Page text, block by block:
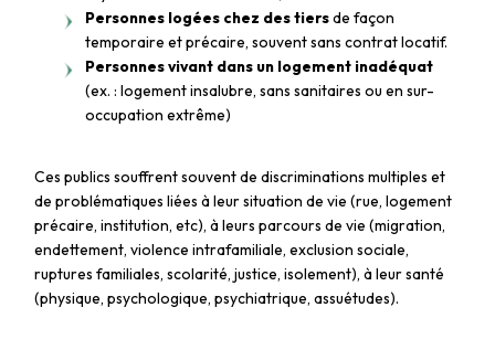
Personnes logées chez des tiersde façon
temporaire et précaire, souvent sans contrat locatif.
Personnes vivant dans un logement inadéquat
(ex. : logement insalubre, sans sanitaires ou en sur-
occupation extrême)
Ces publics souffrent souvent de discriminations multiples et
de problématiques liées à leur situation de vie (rue, logement
précaire, institution, etc), à leurs parcours de vie (migration,
endettement, violence intrafamiliale, exclusion sociale,
ruptures familiales, scolarité, justice, isolement), à leur santé
(physique, psychologique, psychiatrique, assuétudes).